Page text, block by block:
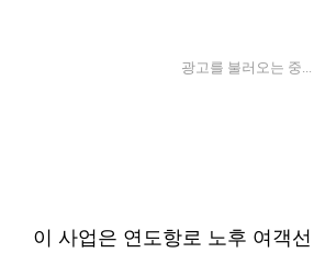
광고를 불러오는 중...
이 사업은 연도항로 노후 여객